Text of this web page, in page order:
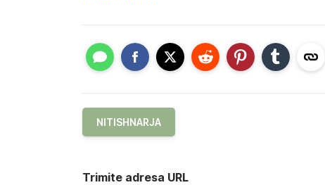
NITISHNARJA
Trimite adresa URL